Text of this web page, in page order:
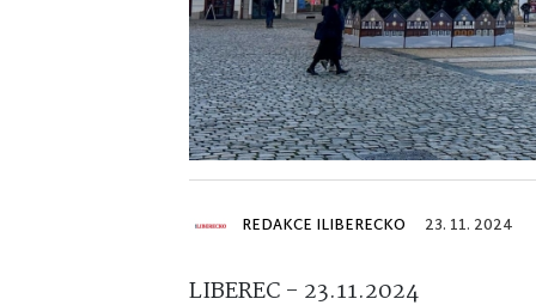
REDAKCE ILIBERECKO 23. 11. 2024
LIBEREC - 23.11.2024